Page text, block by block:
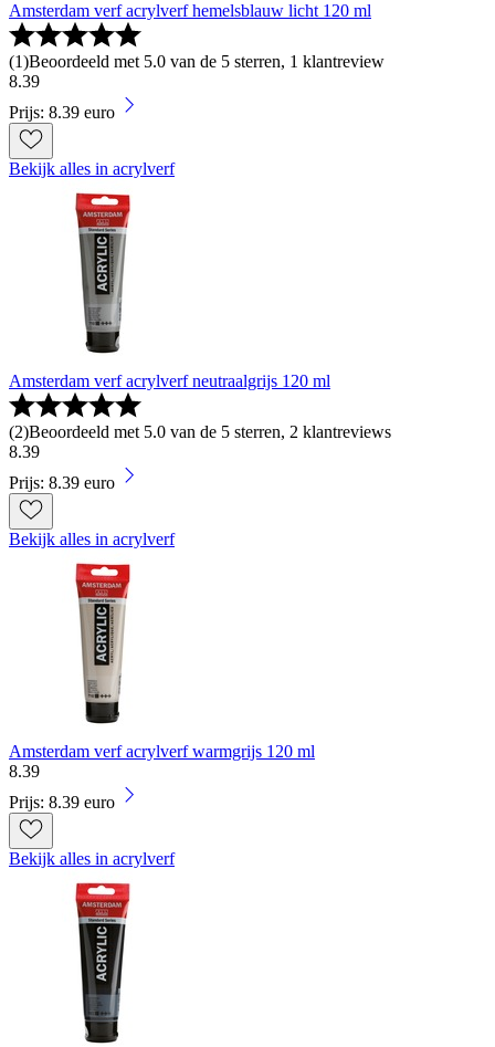
Amsterdam verf acrylverf hemelsblauw licht 120 ml
(1)Beoordeeld met 5.0 van de 5 sterren, 1 klantreview
8.39
Prijs: 8.39 euro
Bekijk alles in acrylverf
Amsterdam verf acrylverf neutraalgrijs 120 ml
(2)Beoordeeld met 5.0 van de 5 sterren, 2 klantreviews
8.39
Prijs: 8.39 euro
Bekijk alles in acrylverf
Amsterdam verf acrylverf warmgrijs 120 ml
8.39
Prijs: 8.39 euro
Bekijk alles in acrylverf